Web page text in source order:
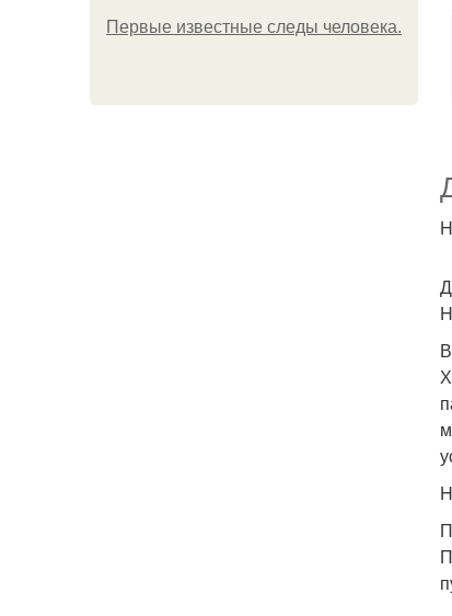
Первые известные следы человека.